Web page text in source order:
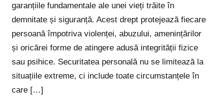
garanțiile fundamentale ale unei vieți trăite în
demnitate și siguranță. Acest drept protejează fiecare
persoană împotriva violenței, abuzului, amenințărilor
și oricărei forme de atingere adusă integrității fizice
sau psihice. Securitatea personală nu se limitează la
situațiile extreme, ci include toate circumstanțele în
care […]